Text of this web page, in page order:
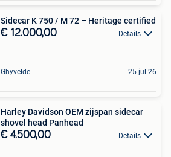
Sidecar K 750 / M 72 – Heritage certified
€ 12.000,00 Details
Ghyvelde 25 jul 26
Harley Davidson OEM zijspan sidecar
shovel head Panhead
€ 4.500,00 Details